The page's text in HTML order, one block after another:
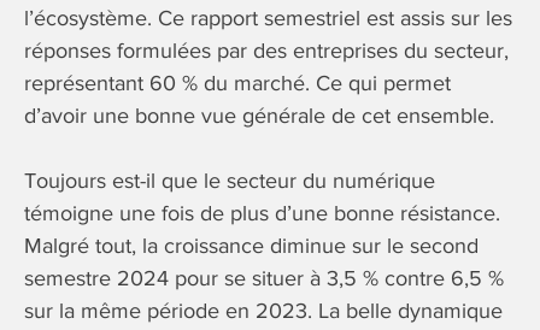
l’écosystème. Ce rapport semestriel est assis sur les
réponses formulées par des entreprises du secteur,
représentant 60 % du marché. Ce qui permet
d’avoir une bonne vue générale de cet ensemble.
Toujours est-il que le secteur du numérique
témoigne une fois de plus d’une bonne résistance.
Malgré tout, la croissance diminue sur le second
semestre 2024 pour se situer à 3,5 % contre 6,5 %
sur la même période en 2023. La belle dynamique